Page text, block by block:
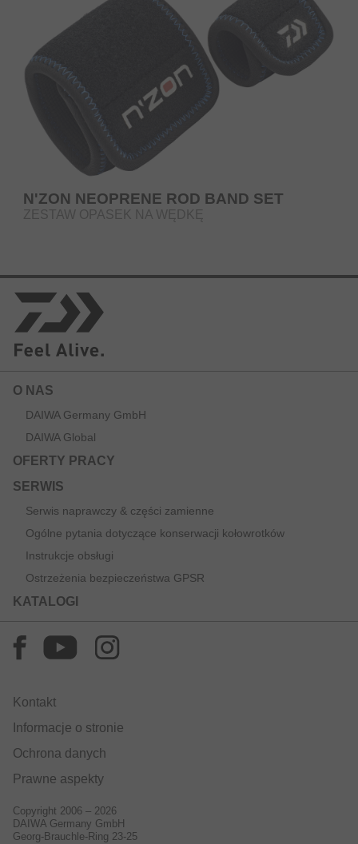
N'ZON NEOPRENE ROD BAND SET
ZESTAW OPASEK NA WĘDKĘ
O NAS
DAIWA Germany GmbH
DAIWA Global
OFERTY PRACY
SERWIS
Serwis naprawczy & części zamienne
Ogólne pytania dotyczące konserwacji kołowrotków
Instrukcje obsługi
Ostrzeżenia bezpieczeństwa GPSR
KATALOGI
Kontakt
Informacje o stronie
Ochrona danych
Prawne aspekty
Copyright 2006 – 2026
DAIWA Germany GmbH
Georg-Brauchle-Ring 23-25